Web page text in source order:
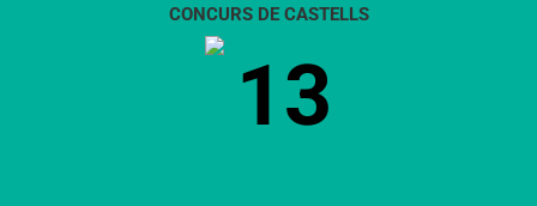
CONCURS DE CASTELLS
13